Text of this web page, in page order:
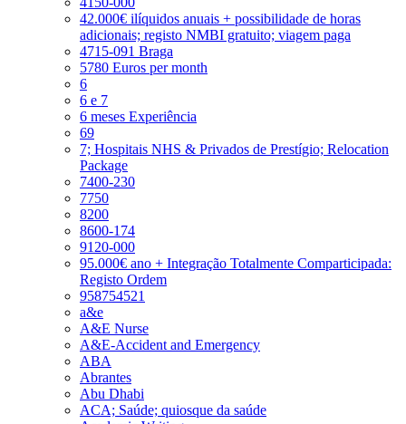
42.000€ ilíquidos anuais + possibilidade de horas
adicionais; registo NMBI gratuito; viagem paga
4715-091 Braga
5780 Euros per month
6
6 e 7
6 meses Experiência
69
7; Hospitais NHS & Privados de Prestígio; Relocation
Package
7400-230
7750
8200
8600-174
9120-000
95.000€ ano + Integração Totalmente Comparticipada:
Registo Ordem
958754521
a&e
A&E Nurse
A&E-Accident and Emergency
ABA
Abrantes
Abu Dhabi
ACA; Saúde; quiosque da saúde